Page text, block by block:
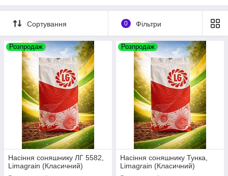
ячмінь, горох та ріпак озимий.
Такий підбір культур відповідає агрономічним вимогам
фермерів щодо їх сівозміни та врожайності.
Сортування 0 Фільтри
Розпродаж
Насіння соняшнику ЛГ 5582,
Limagrain (Класичний)
Розпродаж
Насіння соняшнику Тунка,
Limagrain (Класичний)